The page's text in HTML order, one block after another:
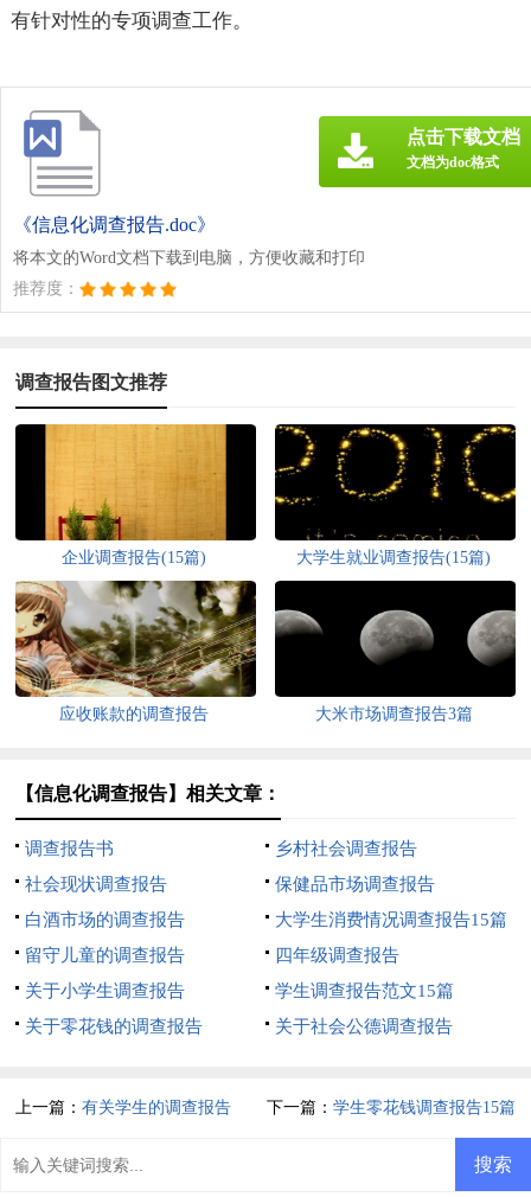
有针对性的专项调查工作。
《信息化调查报告.doc》
将本文的Word文档下载到电脑，方便收藏和打印
推荐度：
点击下载文档
文档为doc格式
调查报告图文推荐
企业调查报告(15篇) 大学生就业调查报告(15篇)
应收账款的调查报告 大米市场调查报告3篇
【信息化调查报告】相关文章：
调查报告书
乡村社会调查报告
社会现状调查报告
保健品市场调查报告
白酒市场的调查报告
大学生消费情况调查报告15篇
留守儿童的调查报告
四年级调查报告
关于小学生调查报告
学生调查报告范文15篇
关于零花钱的调查报告
关于社会公德调查报告
上一篇：有关学生的调查报告 下一篇： 学生零花钱调查报告15篇